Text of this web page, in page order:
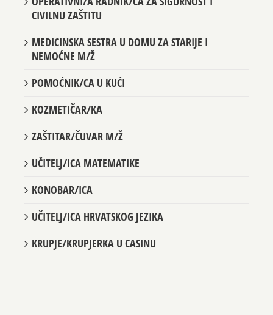
CIVILNU ZAŠTITU
MEDICINSKA SESTRA U DOMU ZA STARIJE I
NEMOĆNE M/Ž
POMOĆNIK/CA U KUĆI
KOZMETIČAR/KA
ZAŠTITAR/ČUVAR M/Ž
UČITELJ/ICA MATEMATIKE
KONOBAR/ICA
UČITELJ/ICA HRVATSKOG JEZIKA
KRUPJE/KRUPJERKA U CASINU